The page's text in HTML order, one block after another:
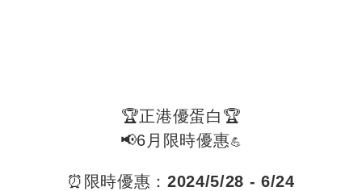
🏆正港優蛋白🏆
📢6月限時優惠💪
⏰限時優惠：2024/5/28 - 6/24